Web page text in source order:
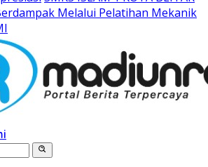
Melalui Pelatihan Mekanik